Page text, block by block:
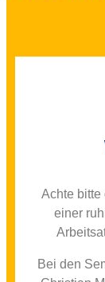
Achte bitte
einer
Bei den